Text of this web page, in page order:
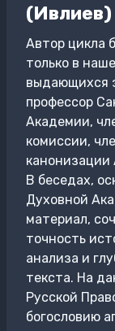
(Ивлиев)
Автор цикла
только в
выдающихся
профессор
Академии,
комиссии,
В беседах,
Духовной
материал,
точность
анализа и
текста. На
Русской
богословию